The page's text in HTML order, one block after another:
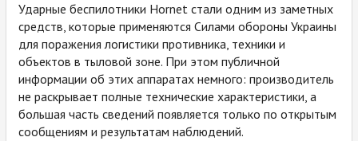
Ударные беспилотники Hornet стали одним из заметных
средств, которые применяются Силами обороны Украины
для поражения логистики противника, техники и
объектов в тыловой зоне. При этом публичной
информации об этих аппаратах немного: производитель
не раскрывает полные технические характеристики, а
большая часть сведений появляется только по открытым
сообщениям и результатам наблюдений.